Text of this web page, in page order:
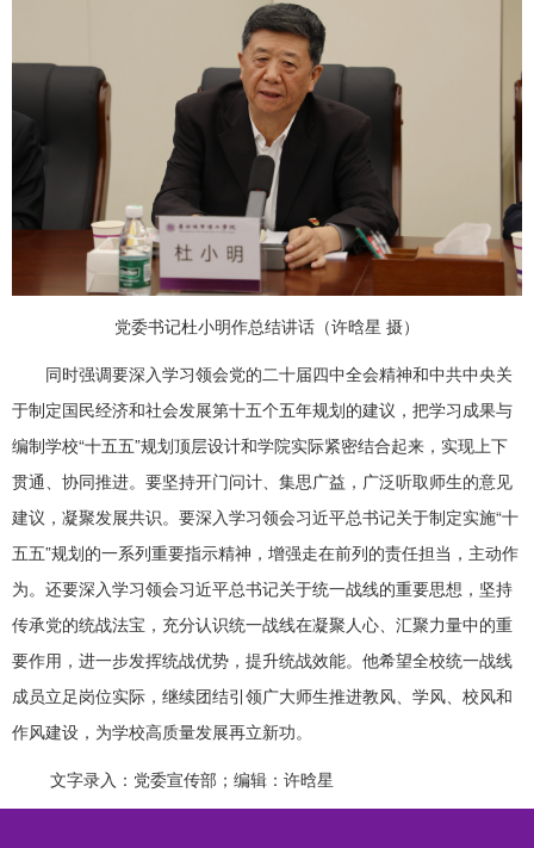
党委书记杜小明作总结讲话（许晗星 摄）
同时强调要深入学习领会党的二十届四中全会精神和中共中央关
于制定国民经济和社会发展第十五个五年规划的建议，把学习成果与
编制学校“十五五”规划顶层设计和学院实际紧密结合起来，实现上下
贯通、协同推进。要坚持开门问计、集思广益，广泛听取师生的意见
建议，凝聚发展共识。要深入学习领会习近平总书记关于制定实施“十
五五”规划的一系列重要指示精神，增强走在前列的责任担当，主动作
为。还要深入学习领会习近平总书记关于统一战线的重要思想，坚持
传承党的统战法宝，充分认识统一战线在凝聚人心、汇聚力量中的重
要作用，进一步发挥统战优势，提升统战效能。他希望全校统一战线
成员立足岗位实际，继续团结引领广大师生推进教风、学风、校风和
作风建设，为学校高质量发展再立新功。
文字录入：党委宣传部；编辑：许晗星